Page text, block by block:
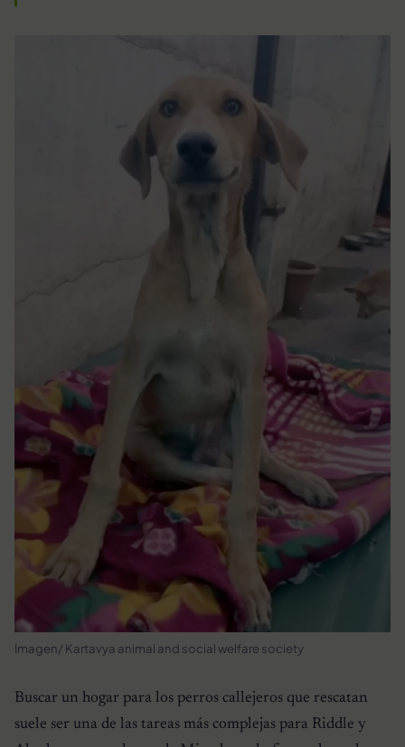
Imagen/ Kartavya animal and social welfare society
Buscar un hogar para los perros callejeros que rescatan
suele ser una de las tareas más complejas para Riddle y